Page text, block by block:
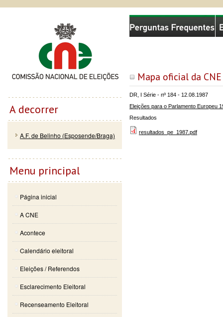
Mapa oficial da CNE
DR, I Série - nº 184 - 12.08.1987
Eleições para o Parlamento Europeu
Resultados
resultados_pe_1987.pdf
Comissão Nacional de Eleições
A decorrer
A.F. de Belinho (Esposende/Braga)
Menu principal
Página inicial
A CNE
Acontece
Calendário eleitoral
Eleições / Referendos
Esclarecimento Eleitoral
Recenseamento Eleitoral